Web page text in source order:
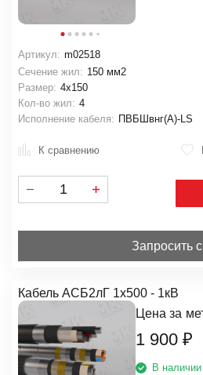
Артикул: m02518
Сечение жил: 150 мм2
Размер: 4х150
Кол-во жил: 4
Исполнение кабеля: ПВБШвнг(А)-LS
К сравнению
Запросить
Кабель АСБ2лГ 1х500 - 1кВ
Цена за
1 900 ₽
В наличии